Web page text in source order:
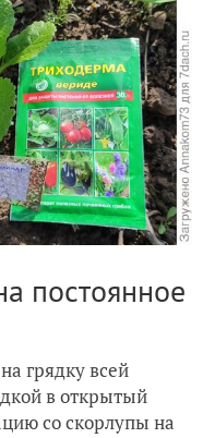
постоянное
грядку всей
в открытый
со скорлупы на